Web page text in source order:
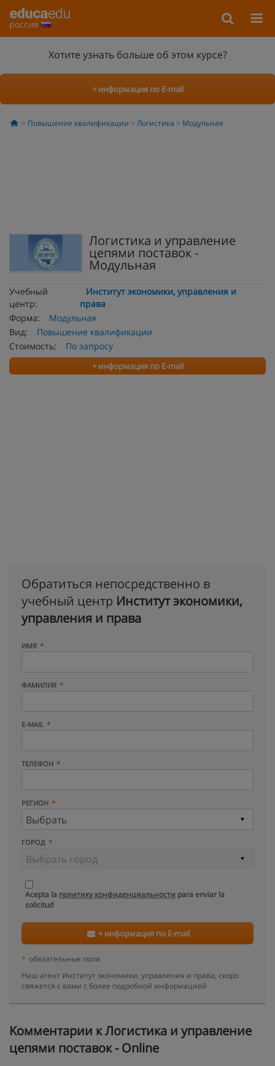
россия
Хотите узнать больше об этом курсе?
+ информация по E-mail
Повышение квалификации Логистика Модульная
Логистика и управление
цепями поставок -
Модульная
Учебный
центр:
Институт экономики, управления и
права
Форма:
Модульная
Вид:
Повышение квалификации
Стоимость:
По запросу
+ информация по E-mail
Обратиться непосредственно в
учебный центр Институт экономики,
управления и права
ИМЯ
ФАМИЛИЯ
E-MAIL
ТЕЛЕФОН
РЕГИОН
ГОРОД
Acepta la политику конфиденциальности para enviar la
solicitud
+ информация по E-mail
* обязательные поля
Наш агент Институт экономики, управления и права, скоро
свяжется с вами с более подробной информацией
Kомментарии к Логистика и управление
цепями поставок - Online